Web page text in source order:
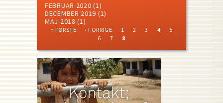
FEBRUAR 2020 (1)
DECEMBER 2019 (1)
MAJ 2018 (1)
FIRST
« FØRSTE
PREVIOUS
PAGE
‹ FORRIGE PAGE
1 PAGE
2 PAGE
3 PAGE
4 PAGE
5
PAGE
6 PAGE
7
CURRENT
8